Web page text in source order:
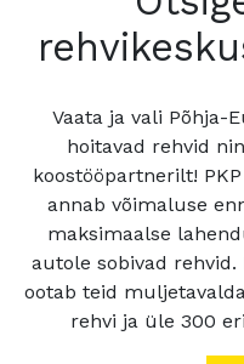
Vaata ja vali Põhja-
hoitavad rehvid
koostööpartnerilt!
annab võimaluse
maksimaalse
autole sobivad
ootab teid
rehvi ja üle 300